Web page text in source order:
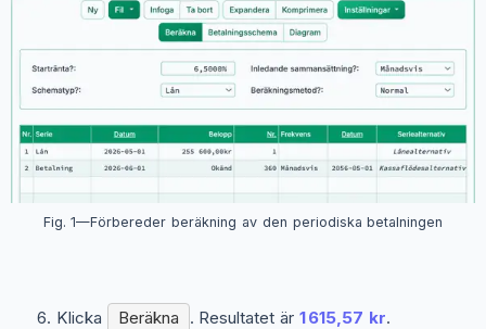
Fig. 1—Förbereder beräkning av den periodiska betalningen
Klicka Beräkna . Resultatet är 1 615,57 kr.